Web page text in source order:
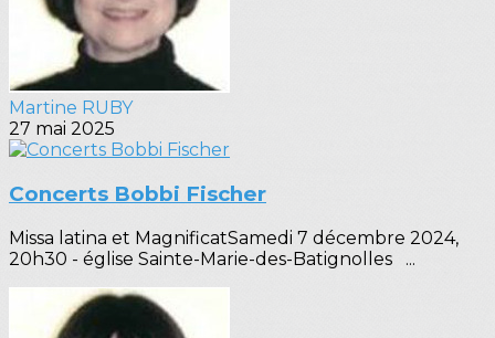
Martine RUBY
27 mai 2025
Concerts Bobbi Fischer
Missa latina et MagnificatSamedi 7 décembre 2024,
20h30 - église Sainte-Marie-des-Batignolles ...